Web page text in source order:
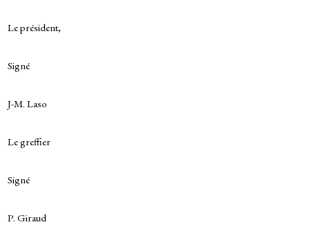
Le président,
Signé
J-M. Laso
Le greffier
Signé
P. Giraud